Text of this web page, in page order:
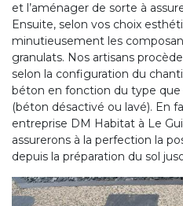
et l’aménager de sorte à
Ensuite, selon vos choix
minutieusement les
granulats. Nos artisans
selon la configuration du
béton en fonction du type
(béton désactivé ou lavé). En
entreprise DM Habitat à Le
assurerons à la perfection la
depuis la préparation du sol